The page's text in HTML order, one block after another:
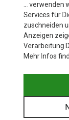
… verwenden
Services für
zuschneiden
Anzeigen
Verarbeitung
Mehr Infos